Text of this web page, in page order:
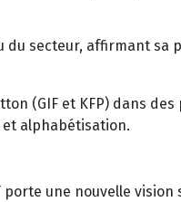
secteur, affirmant sa
(GIF et KFP) dans
alphabétisation.
une nouvelle vision